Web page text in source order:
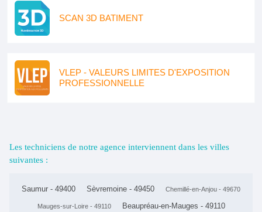
SCAN 3D BATIMENT
VLEP - VALEURS LIMITES D'EXPOSITION
PROFESSIONNELLE
Les techniciens de notre agence interviennent dans les villes
suivantes :
Saumur - 49400 Sèvremoine - 49450 Chemillé-en-Anjou - 49670
Mauges-sur-Loire - 49110 Beaupréau-en-Mauges - 49110